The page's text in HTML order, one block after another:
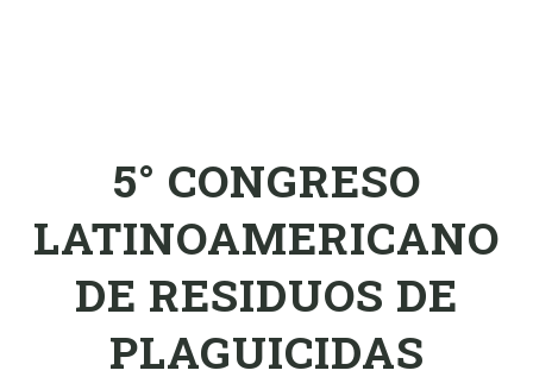
5° CONGRESO
LATINOAMERICANO
DE RESIDUOS DE
PLAGUICIDAS